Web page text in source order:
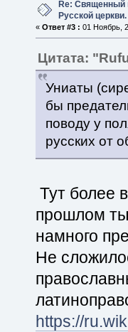
Re: Священный
Русской церкви.
« Ответ #3 : 01 Ноябрь,
Цитата:
Униаты
бы
поводу у
русских от
Тут более
прошлом
намного
Не
https://